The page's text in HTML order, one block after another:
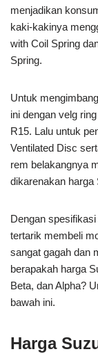
menjadikan
kaki-kakinya
with Coil Spring
Spring.
Untuk
ini dengan velg
R15. Lalu untuk
Ventilated Disc
rem belakangnya
dikarenakan harga
Dengan
tertarik membeli
sangat gagah dan
berapakah harga
Beta, dan Alpha?
bawah ini.
Harga